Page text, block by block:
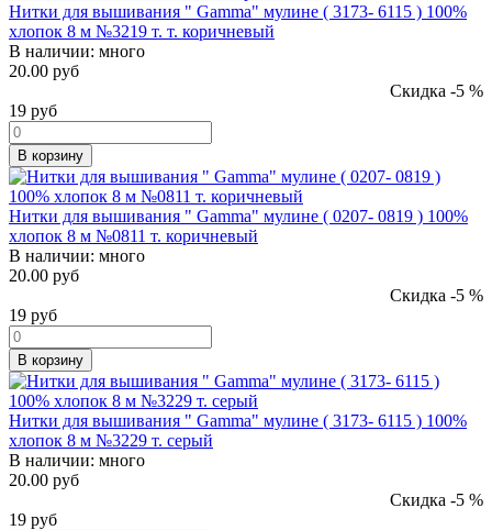
Нитки для вышивания " Gamma" мулине ( 3173- 6115 ) 100%
хлопок 8 м №3219 т. т. коричневый
В наличии: много
20.00 руб
Скидка -5 %
19 руб
В корзину
Нитки для вышивания " Gamma" мулине ( 0207- 0819 ) 100%
хлопок 8 м №0811 т. коричневый
В наличии: много
20.00 руб
Скидка -5 %
19 руб
В корзину
Нитки для вышивания " Gamma" мулине ( 3173- 6115 ) 100%
хлопок 8 м №3229 т. серый
В наличии: много
20.00 руб
Скидка -5 %
19 руб